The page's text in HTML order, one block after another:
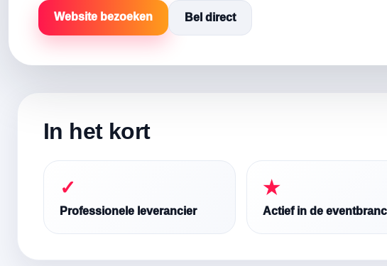
Website bezoeken Bel direct
In het kort
✓
Professionele leverancier
★
Actief in de